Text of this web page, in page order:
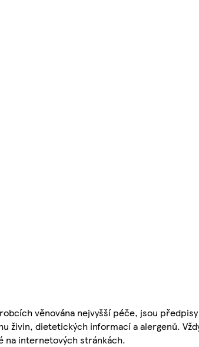
věnována nejvyšší péče, jsou
živin, dietetických informací a alergenů.
na internetových stránkách.